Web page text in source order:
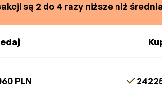
są 2 do 4 razy niższe niż
PLN